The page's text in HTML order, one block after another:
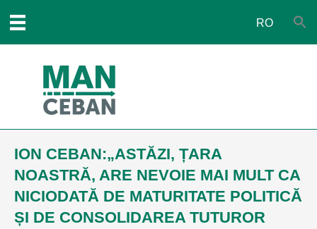
RO
ION CEBAN:„ASTĂZI, ȚARA
NOASTRĂ, ARE NEVOIE MAI MULT CA
NICIODATĂ DE MATURITATE POLITICĂ
ȘI DE CONSOLIDAREA TUTUROR